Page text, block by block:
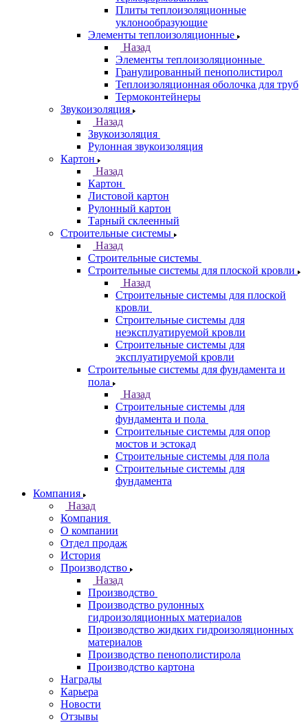
Плиты теплоизоляционные
уклонообразующие
Элементы теплоизоляционные
Назад
Элементы теплоизоляционные
Гранулированный пенополистирол
Теплоизоляционная оболочка для труб
Термоконтейнеры
Звукоизоляция
Назад
Звукоизоляция
Рулонная звукоизоляция
Картон
Назад
Картон
Листовой картон
Рулонный картон
Тарный склеенный
Строительные системы
Назад
Строительные системы
Строительные системы для плоской кровли
Назад
Строительные системы для плоской
кровли
Строительные системы для
неэксплуатируемой кровли
Строительные системы для
эксплуатируемой кровли
Строительные системы для фундамента и
пола
Назад
Строительные системы для
фундамента и пола
Строительные системы для опор
мостов и эстокад
Строительные системы для пола
Строительные системы для
фундамента
Компания
Назад
Компания
О компании
Отдел продаж
История
Производство
Назад
Производство
Производство рулонных
гидроизоляционных материалов
Производство жидких гидроизоляционных
материалов
Производство пенополистирола
Производство картона
Награды
Карьера
Новости
Отзывы